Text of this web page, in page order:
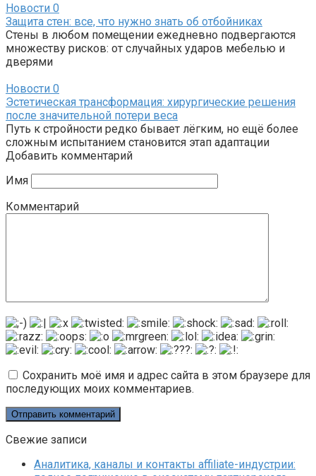
Новости 0
Защита стен: все, что нужно знать об отбойниках
Стены в любом помещении ежедневно подвергаются
множеству рисков: от случайных ударов мебелью и
дверями
Новости 0
Эстетическая трансформация: хирургические решения
после значительной потери веса
Путь к стройности редко бывает лёгким, но ещё более
сложным испытанием становится этап адаптации
Добавить комментарий
Имя
Комментарий
Сохранить моё имя и адрес сайта в этом браузере для
последующих моих комментариев.
Свежие записи
Аналитика, каналы и контакты affiliate-индустрии: